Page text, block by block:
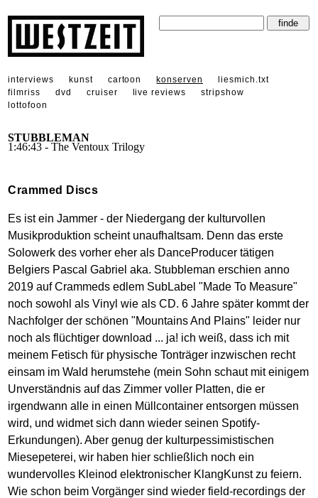
interviews kunst cartoon konserven
liesmich.txt
filmriss
dvd cruiser live reviews
stripshow
lottofoon
STUBBLEMAN
1:46:43 - The Ventoux Trilogy
Crammed Discs
Es ist ein Jammer - der Niedergang der kulturvollen
Musikproduktion scheint unaufhaltsam. Denn das erste
Solowerk des vorher eher als DanceProducer tätigen
Belgiers Pascal Gabriel aka. Stubbleman erschien anno
2019 auf Crammeds edlem SubLabel "Made To Measure"
noch sowohl als Vinyl wie als CD. 6 Jahre später kommt der
Nachfolger der schönen "Mountains And Plains" leider nur
noch als flüchtiger download ... ja! ich weiß, dass ich mit
meinem Fetisch für physische Tonträger inzwischen recht
einsam im Wald herumstehe (mein Sohn schaut mit einigem
Unverständnis auf das Zimmer voller Platten, die er
irgendwann alle in einen Müllcontainer entsorgen müssen
wird, und widmet sich dann wieder seinen Spotify-
Erkundungen). Aber genug der kulturpessimistischen
Miesepeterei, wir haben hier schließlich noch ein
wundervolles Kleinod elektronischer KlangKunst zu feiern.
Wie schon beim Vorgänger sind wieder field-recordings der